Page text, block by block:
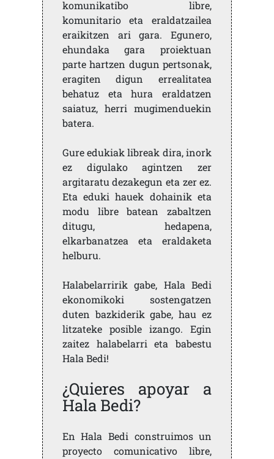
komunikatibo libre,
komunitario eta eraldatzailea
eraikitzen ari gara. Egunero,
ehundaka gara proiektuan
parte hartzen dugun pertsonak,
eragiten digun errealitatea
behatuz eta hura eraldatzen
saiatuz, herri mugimenduekin
batera.
Gure edukiak libreak dira, inork
ez digulako agintzen zer
argitaratu dezakegun eta zer ez.
Eta eduki hauek dohainik eta
modu libre batean zabaltzen
ditugu, hedapena,
elkarbanatzea eta eraldaketa
helburu.
Halabelarririk gabe, Hala Bedi
ekonomikoki sostengatzen
duten bazkiderik gabe, hau ez
litzateke posible izango. Egin
zaitez halabelarri eta babestu
Hala Bedi!
¿Quieres apoyar a
Hala Bedi?
En Hala Bedi construimos un
proyecto comunicativo libre,